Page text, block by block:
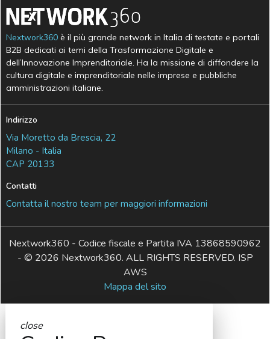
Nextwork360 è il più grande network in Italia di testate e portali
B2B dedicati ai temi della Trasformazione Digitale e
dell’Innovazione Imprenditoriale. Ha la missione di diffondere la
cultura digitale e imprenditoriale nelle imprese e pubbliche
amministrazioni italiane.
Indirizzo
Via Moretto da Brescia, 22
Milano - Italia
CAP 20133
Contatti
Contatta il nostro team per maggiori informazioni
Nextwork360 - Codice fiscale e Partita IVA 13868590962
- © 2026 Nextwork360. ALL RIGHTS RESERVED. ISP
AWS
Mappa del sito
close